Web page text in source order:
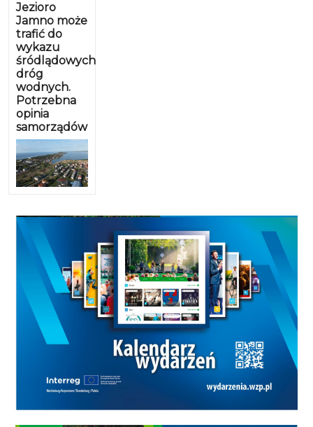
Jezioro
Jamno może
trafić do
wykazu
śródlądowych
dróg
wodnych.
Potrzebna
opinia
samorządów